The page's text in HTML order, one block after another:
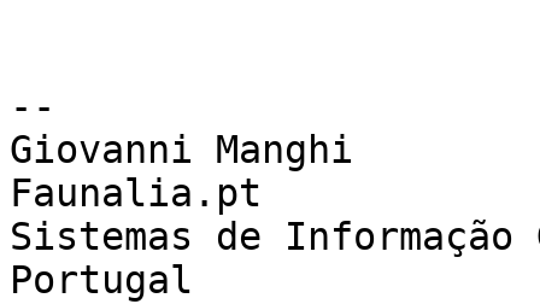
--
Giovanni Manghi
Faunalia.pt
Sistemas de Informação
Portugal